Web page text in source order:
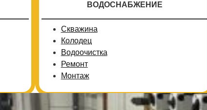
ВОДОСНАБЖЕНИЕ
Скважина
Колодец
Водоочистка
Ремонт
Монтаж